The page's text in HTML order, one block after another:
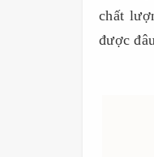
chất
được